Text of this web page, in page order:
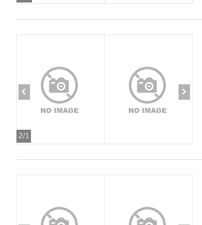
2/1
‹ ›